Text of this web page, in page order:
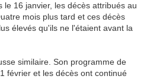
16 janvier, les décès attribués au
mois plus tard et ces décès
élevés qu'ils ne l'étaient avant la
similaire. Son programme de
février et les décès ont continué